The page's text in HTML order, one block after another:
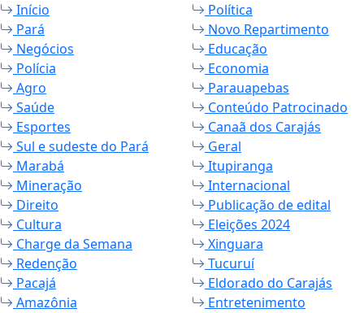
Início
Política
Pará
Novo Repartimento
Negócios
Educação
Polícia
Economia
Agro
Parauapebas
Saúde
Conteúdo Patrocinado
Esportes
Canaã dos Carajás
Sul e sudeste do Pará
Geral
Marabá
Itupiranga
Mineração
Internacional
Direito
Publicação de edital
Cultura
Eleições 2024
Charge da Semana
Xinguara
Redenção
Tucuruí
Pacajá
Eldorado do Carajás
Amazônia
Entretenimento